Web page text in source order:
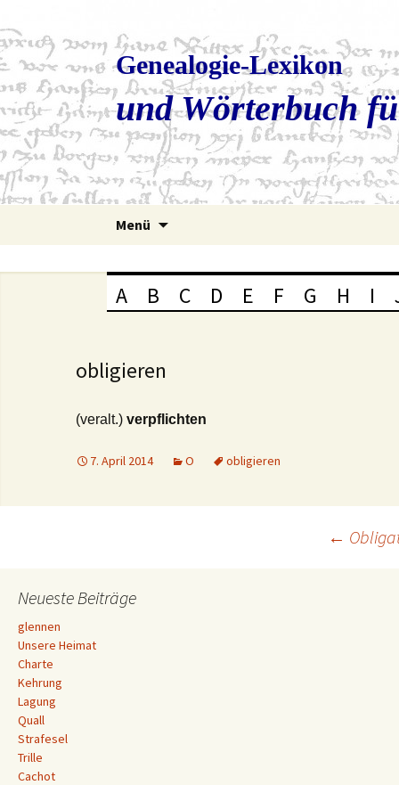
Genealogie-Lexikon
und Wörterbuch
Menü
A B C D E F G H I
obligieren
(veralt.) verpflichten
7. April 2014 O obligieren
Navigation
←
Neueste Beiträge
glennen
Unsere Heimat
Charte
Kehrung
Lagung
Quall
Strafesel
Trille
Cachot